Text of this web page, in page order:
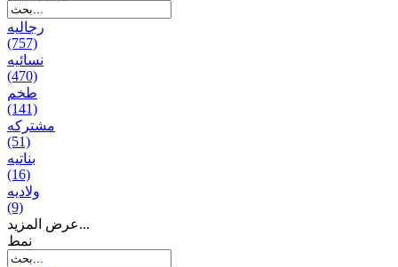
رجالیه
(757)
نسائیه
(470)
طخم
(141)
مشتركه
(51)
بناتیه
(16)
ولادیه
(9)
عرض المزيد...
نمط